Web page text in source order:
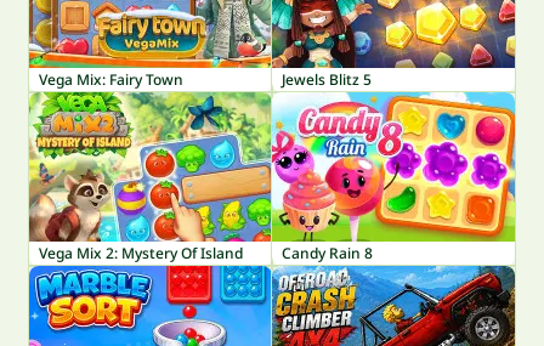
Vega Mix: Fairy Town Jewels Blitz 5
Vega Mix 2: Mystery Of Island Candy Rain 8